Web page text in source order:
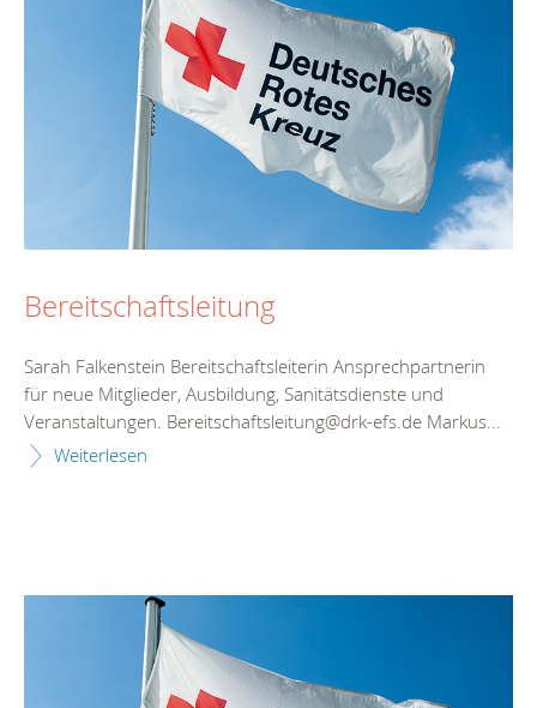
Bereitschaftsleitung
Sarah Falkenstein Bereitschaftsleiterin Ansprechpartnerin
für neue Mitglieder, Ausbildung, Sanitätsdienste und
Veranstaltungen. Bereitschaftsleitung@drk-efs.de Markus...
Weiterlesen